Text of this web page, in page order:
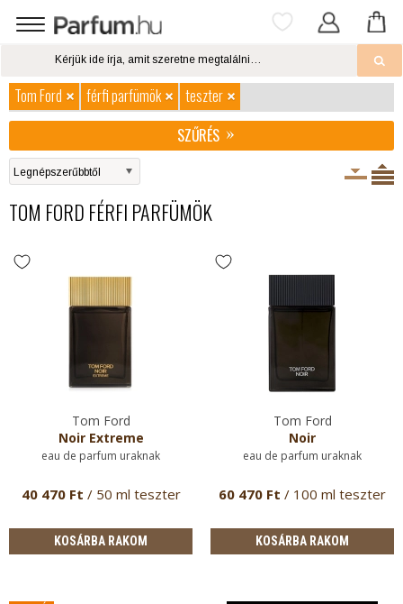
Tom Ford férfi parfümök
teszter
SZŰRÉS
TOM FORD FÉRFI PARFÜMÖK
Tom Ford
Noir Extreme
eau de parfum uraknak
40 470 Ft / 50 ml teszter
KOSÁRBA RAKOM
Tom Ford
Noir
eau de parfum uraknak
60 470 Ft / 100 ml teszter
KOSÁRBA RAKOM